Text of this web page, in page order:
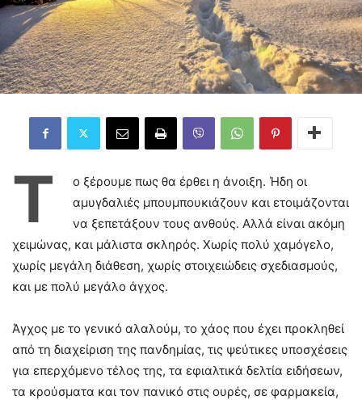
Τ
ο ξέρουμε πως θα έρθει η άνοιξη. Ήδη οι
αμυγδαλιές μπουμπουκιάζουν και ετοιμάζονται
να ξεπετάξουν τους ανθούς. Αλλά είναι ακόμη
χειμώνας, και μάλιστα σκληρός. Χωρίς πολύ χαμόγελο,
χωρίς μεγάλη διάθεση, χωρίς στοιχειώδεις σχεδιασμούς,
και με πολύ μεγάλο άγχος.
Άγχος με το γενικό αλαλούμ, το χάος που έχει προκληθεί
από τη διαχείριση της πανδημίας, τις ψεύτικες υποσχέσεις
για επερχόμενο τέλος της, τα εφιαλτικά δελτία ειδήσεων,
τα κρούσματα και τον πανικό στις ουρές, σε φαρμακεία,